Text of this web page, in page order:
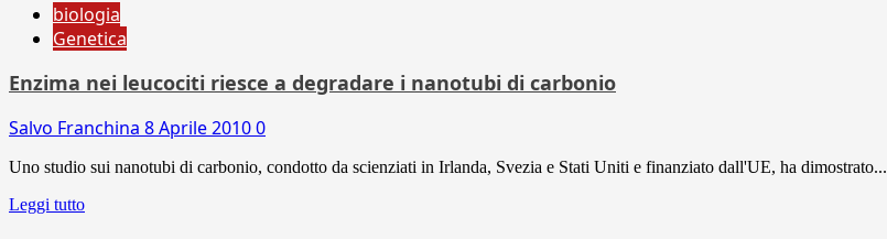
biologia
Genetica
Enzima nei leucociti riesce a degradare i nanotubi di carbonio
Salvo Franchina 8 Aprile 20100
Uno studio sui nanotubi di carbonio, condotto da scienziati in Irlanda, Svezia e Stati Uniti e finanziato dall'UE, ha dimostrato...
Leggi tutto